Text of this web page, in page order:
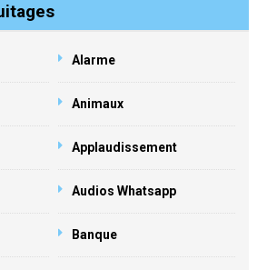
Alarme
Animaux
Applaudissement
Audios Whatsapp
Banque